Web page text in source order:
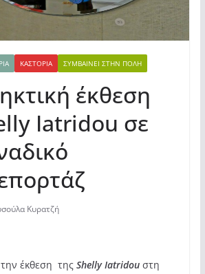
ΚΑΣΤΟΡΙΆ ΣΥΜΒΑΊΝΕΙ ΣΤΗΝ ΠΌΛΗ
έκθεση
Iatridou σε
Κυρατζή
έκθεση τηςShelly Iatridouστη